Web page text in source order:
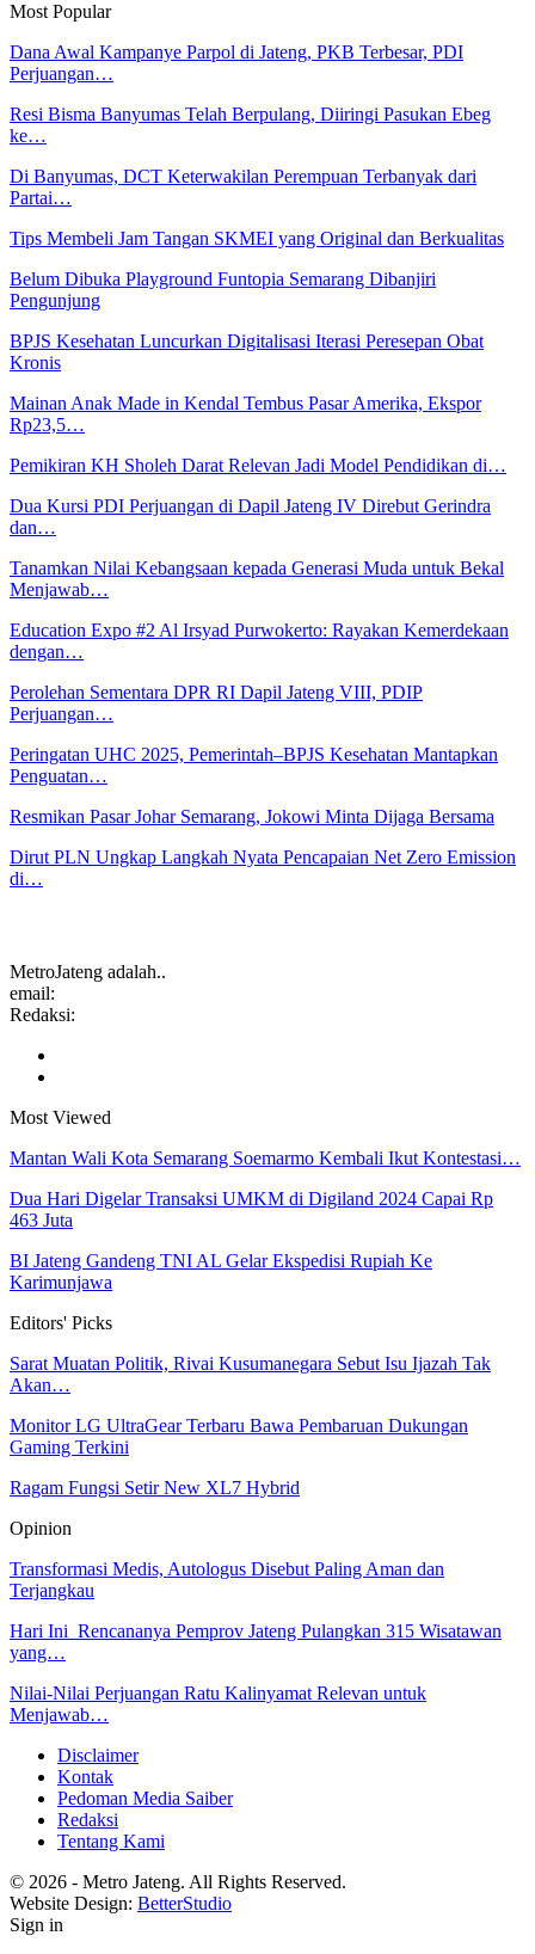
Most Popular
Dana Awal Kampanye Parpol di Jateng, PKB Terbesar, PDI
Perjuangan…
Resi Bisma Banyumas Telah Berpulang, Diiringi Pasukan Ebeg
ke…
Di Banyumas, DCT Keterwakilan Perempuan Terbanyak dari
Partai…
Tips Membeli Jam Tangan SKMEI yang Original dan Berkualitas
Belum Dibuka Playground Funtopia Semarang Dibanjiri
Pengunjung
BPJS Kesehatan Luncurkan Digitalisasi Iterasi Peresepan Obat
Kronis
Mainan Anak Made in Kendal Tembus Pasar Amerika, Ekspor
Rp23,5…
Pemikiran KH Sholeh Darat Relevan Jadi Model Pendidikan di…
Dua Kursi PDI Perjuangan di Dapil Jateng IV Direbut Gerindra
dan…
Tanamkan Nilai Kebangsaan kepada Generasi Muda untuk Bekal
Menjawab…
Education Expo #2 Al Irsyad Purwokerto: Rayakan Kemerdekaan
dengan…
Perolehan Sementara DPR RI Dapil Jateng VIII, PDIP
Perjuangan…
Peringatan UHC 2025, Pemerintah–BPJS Kesehatan Mantapkan
Penguatan…
Resmikan Pasar Johar Semarang, Jokowi Minta Dijaga Bersama
Dirut PLN Ungkap Langkah Nyata Pencapaian Net Zero Emission
di…
MetroJateng adalah..
email:
Redaksi:
Most Viewed
Mantan Wali Kota Semarang Soemarmo Kembali Ikut Kontestasi…
Dua Hari Digelar Transaksi UMKM di Digiland 2024 Capai Rp
463 Juta
BI Jateng Gandeng TNI AL Gelar Ekspedisi Rupiah Ke
Karimunjawa
Editors' Picks
Sarat Muatan Politik, Rivai Kusumanegara Sebut Isu Ijazah Tak
Akan…
Monitor LG UltraGear Terbaru Bawa Pembaruan Dukungan
Gaming Terkini
Ragam Fungsi Setir New XL7 Hybrid
Opinion
Transformasi Medis, Autologus Disebut Paling Aman dan
Terjangkau
Hari Ini Rencananya Pemprov Jateng Pulangkan 315 Wisatawan
yang…
Nilai-Nilai Perjuangan Ratu Kalinyamat Relevan untuk
Menjawab…
Disclaimer
Kontak
Pedoman Media Saiber
Redaksi
Tentang Kami
© 2026 - Metro Jateng. All Rights Reserved.
Website Design: BetterStudio
Sign in